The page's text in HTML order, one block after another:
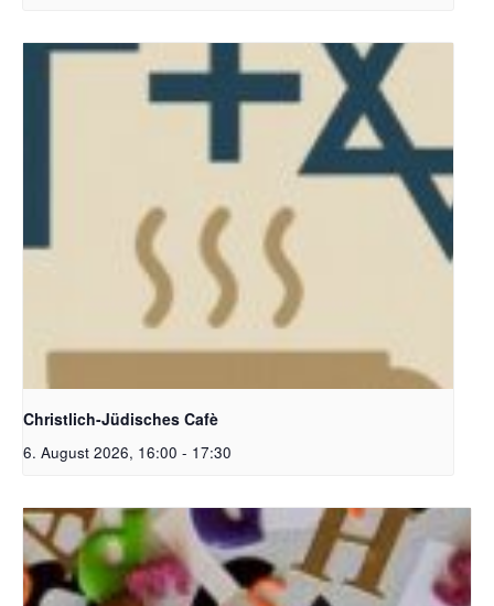
Christlich-Jüdisches Cafè
6. August 2026, 16:00 - 17:30